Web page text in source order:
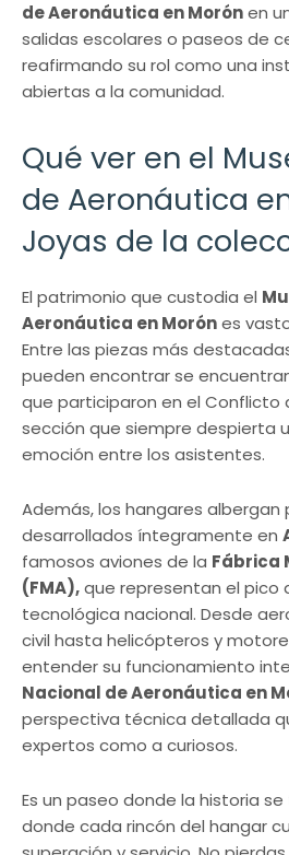
de Aeronáutica en Morónen
salidas escolares o paseos de
reafirmando su rol como una
abiertas a la comunidad.
Qué ver en el
de Aeronáutica
Joyas de la
El patrimonio que custodia el
Aeronáutica en Morónes
Entre las piezas más
pueden encontrar se
que participaron en el Conflicto
sección que siempre despierta
emoción entre los asistentes.
Además, los hangares
desarrollados íntegramente en
famosos aviones de la Fábrica
(FMA),que representan el pico
tecnológica nacional. Desde
civil hasta helicópteros y
entender su funcionamiento
Nacional de Aeronáutica en
perspectiva técnica detallada
expertos como a curiosos.
Es un paseo donde la historia
donde cada rincón del hangar